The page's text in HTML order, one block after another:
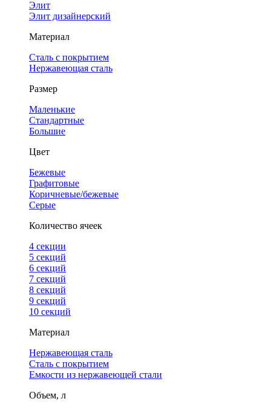
Элит
Элит дизайнерский
Материал
Сталь с покрытием
Нержавеющая сталь
Размер
Маленькие
Стандартные
Большие
Цвет
Бежевые
Графитовые
Коричневые/бежевые
Серые
Количество ячеек
4 cекции
5 секций
6 секций
7 секций
8 секций
9 секций
10 секций
Материал
Нержавеющая сталь
Сталь с покрытием
Емкости из нержавеющей стали
Объем, л